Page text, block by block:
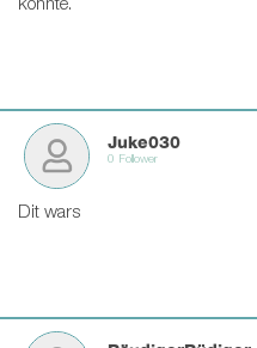
könnte.
Juke030
0 Follower
Dit wars